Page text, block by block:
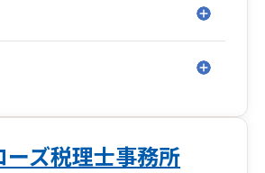
ーズ税理士事務所